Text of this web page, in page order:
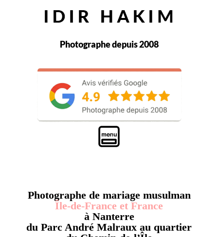
Photographe depuis 2008
Photographe de mariage musulman
Île-de-France et France
à Nanterre
du Parc André Malraux au quartier